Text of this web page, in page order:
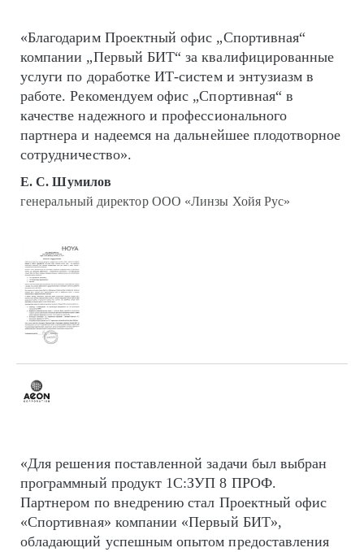
«Благодарим Проектный офис „Спортивная“
компании „Первый БИТ“ за квалифицированные
услуги по доработке ИТ-систем и энтузиазм в
работе. Рекомендуем офис „Спортивная“ в
качестве надежного и профессионального
партнера и надеемся на дальнейшее плодотворное
сотрудничество».
Е. С. Шумилов
генеральный директор ООО «Линзы Хойя Рус»
«Для решения поставленной задачи был выбран
программный продукт 1С:ЗУП 8 ПРОФ.
Партнером по внедрению стал Проектный офис
«Спортивная» компании «Первый БИТ»,
обладающий успешным опытом предоставления